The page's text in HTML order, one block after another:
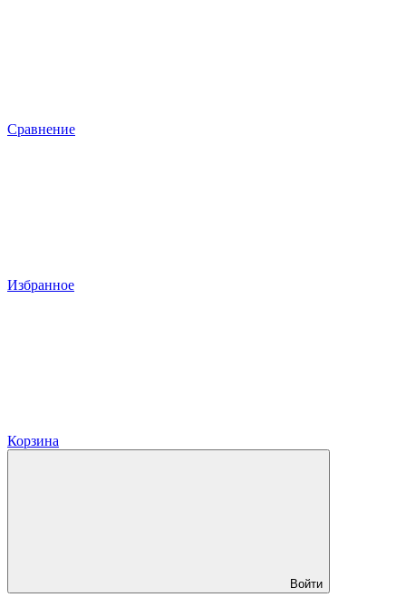
Сравнение
Избранное
Корзина
Войти